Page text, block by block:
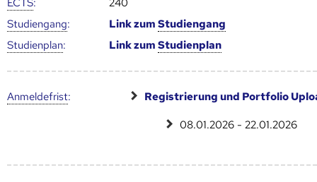
Studien­gang: Link zumStudien­gang
Studien­plan: Link zumStudien­plan
Anmelde­frist: Registrierung und Portfolio
08.01.2026 - 22.01.2026